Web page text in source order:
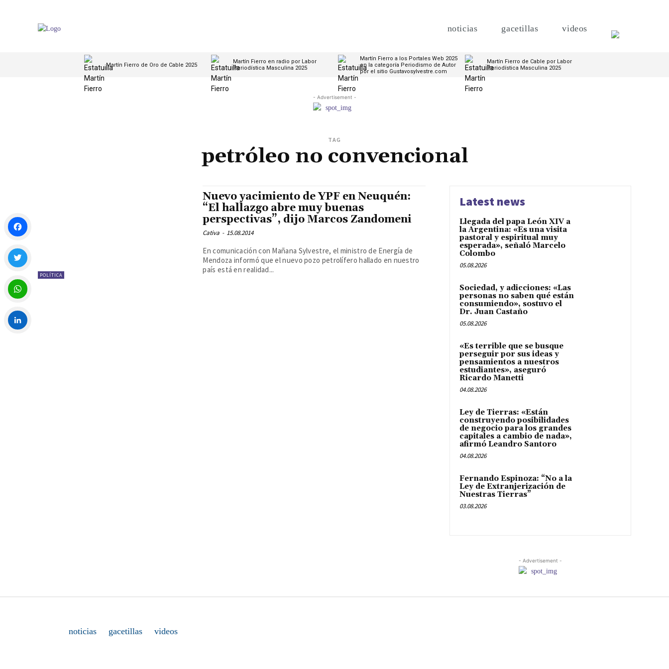
noticias gacetillas videos
Martín Fierro de Oro de Cable 2025
Martín Fierro en radio por Labor
Periodística Masculina 2025
Martín Fierro a los Portales Web 2025
en la categoría Periodismo de Autor
por el sitio Gustavosylvestre.com
Martín Fierro de Cable por Labor
Periodística Masculina 2025
- Advertisement -
TAG
petróleo no convencional
POLÍTICA
Nuevo yacimiento de YPF en Neuquén:
“El hallazgo abre muy buenas
perspectivas”, dijo Marcos Zandomeni
Cativa - 15.08.2014
En comunicación con Mañana Sylvestre, el ministro de Energía de
Mendoza informó que el nuevo pozo petrolífero hallado en nuestro
país está en realidad...
Latest news
Llegada del papa León XIV a
la Argentina: «Es una visita
pastoral y espiritual muy
esperada», señaló Marcelo
Colombo
05.08.2026
Sociedad, y adicciones: «Las
personas no saben qué están
consumiendo», sostuvo el
Dr. Juan Castaño
05.08.2026
«Es terrible que se busque
perseguir por sus ideas y
pensamientos a nuestros
estudiantes», aseguró
Ricardo Manetti
04.08.2026
Ley de Tierras: «Están
construyendo posibilidades
de negocio para los grandes
capitales a cambio de nada»,
afirmó Leandro Santoro
04.08.2026
Fernando Espinoza: “No a la
Ley de Extranjerización de
Nuestras Tierras”
03.08.2026
- Advertisement -
noticias gacetillas videos
Facebook
Twitter
WhatsApp